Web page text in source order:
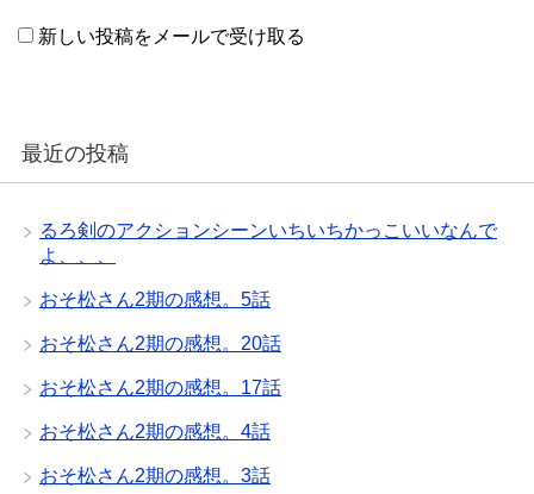
新しい投稿をメールで受け取る
最近の投稿
るろ剣のアクションシーンいちいちかっこいいなんで
よ、、、
おそ松さん2期の感想。5話
おそ松さん2期の感想。20話
おそ松さん2期の感想。17話
おそ松さん2期の感想。4話
おそ松さん2期の感想。3話